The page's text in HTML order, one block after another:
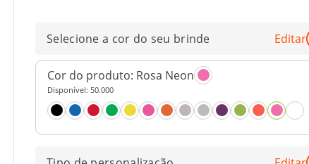
Selecione a cor do seu brinde Editar
Cor do produto: Rosa Neon
Disponível: 50.000